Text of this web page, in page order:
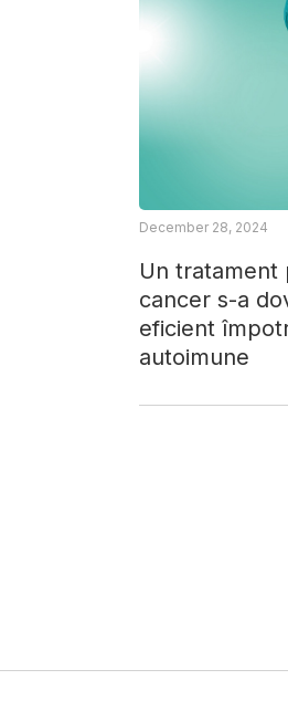
Un tratament
cancer s-a
eficient
autoimune
December 28, 2024